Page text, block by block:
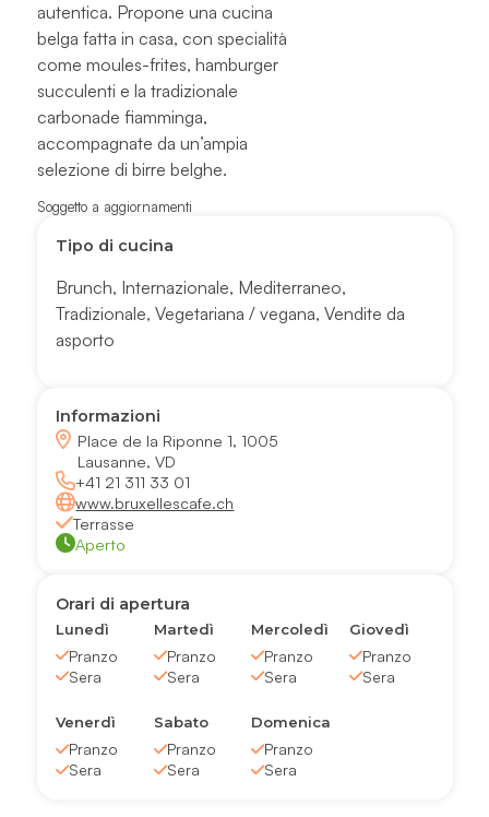
autentica. Propone una cucina
belga fatta in casa, con specialità
come moules-frites, hamburger
succulenti e la tradizionale
carbonade fiamminga,
accompagnate da un’ampia
selezione di birre belghe.
Soggetto a aggiornamenti
Tipo di cucina
Brunch, Internazionale, Mediterraneo,
Tradizionale,Vegetariana / vegana,Vendite da
asporto
Informazioni
Place de la Riponne 1, 1005
Lausanne, VD
+41 21 311 33 01
www.bruxellescafe.ch
Terrasse
Aperto
Orari di apertura
Lunedì
Pranzo
Sera
Martedì
Pranzo
Sera
Mercoledì
Pranzo
Sera
Giovedì
Pranzo
Sera
Venerdì
Pranzo
Sera
Sabato
Pranzo
Sera
Domenica
Pranzo
Sera